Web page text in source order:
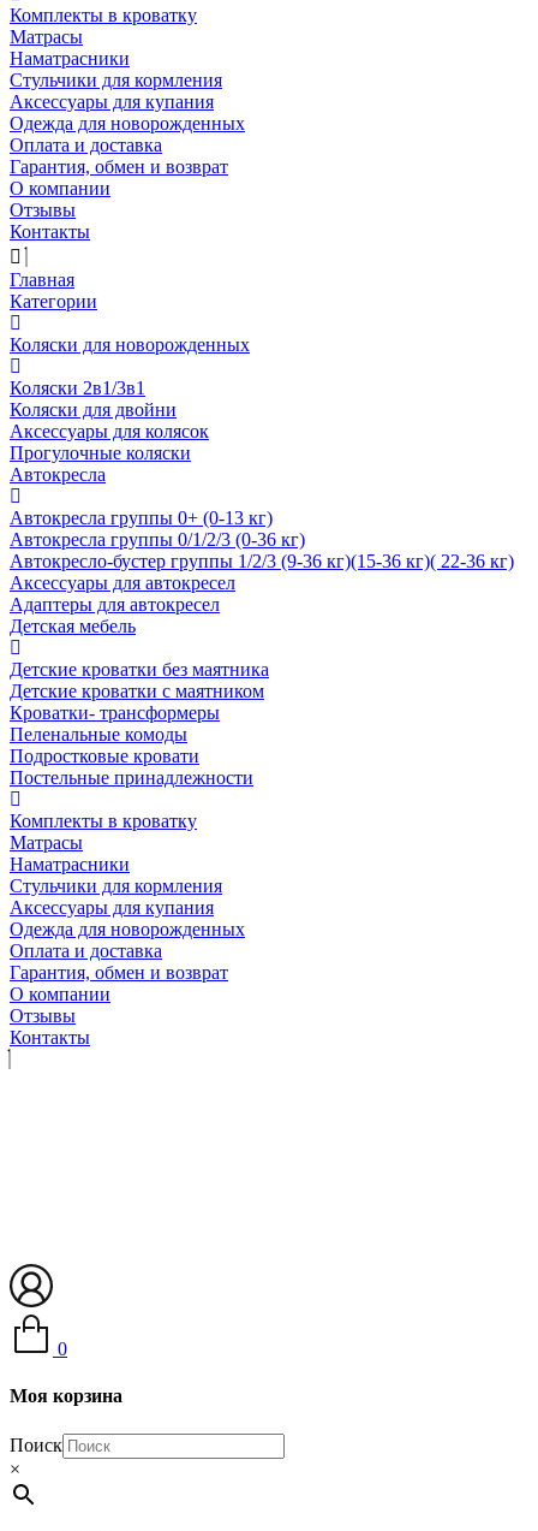
Комплекты в кроватку
Матрасы
Наматрасники
Стульчики для кормления
Аксессуары для купания
Одежда для новорожденных
Оплата и доставка
Гарантия, обмен и возврат
О компании
Отзывы
Контакты
Главная
Категории
Коляски для новорожденных
Коляски 2в1/3в1
Коляски для двойни
Аксессуары для колясок
Прогулочные коляски
Автокресла
Автокресла группы 0+ (0-13 кг)
Автокресла группы 0/1/2/3 (0-36 кг)
Автокресло-бустер группы 1/2/3 (9-36 кг)(15-36 кг)( 22-36 кг)
Аксессуары для автокресел
Адаптеры для автокресел
Детская мебель
Детские кроватки без маятника
Детские кроватки с маятником
Кроватки- трансформеры
Пеленальные комоды
Подростковые кровати
Постельные принадлежности
Комплекты в кроватку
Матрасы
Наматрасники
Стульчики для кормления
Аксессуары для купания
Одежда для новорожденных
Оплата и доставка
Гарантия, обмен и возврат
О компании
Отзывы
Контакты
0
Моя корзина
Поиск
×